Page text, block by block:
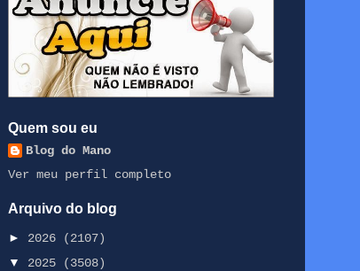
Quem sou eu
Blog do Mano
Ver meu perfil completo
Arquivo do blog
► 2026
(2107)
▼ 2025
(3508)